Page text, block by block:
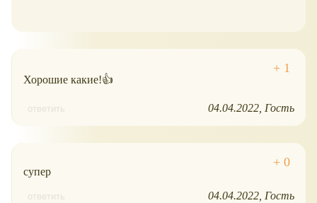
Хорошие какие!👍
ответить 04.04.2022 Гость
супер
ответить 04.04.2022 Гость